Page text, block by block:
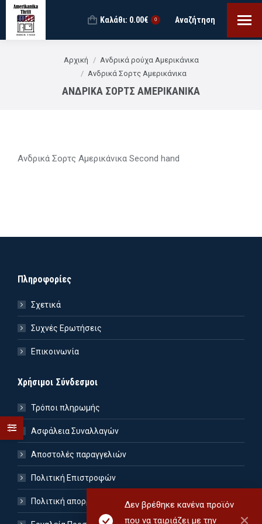
Καλάθι: 0.00€ 0 Search:
Αναζήτηση
You are here:Αρχική
Ανδρικά ρούχα Αμερικάνικα
Ανδρικά Σορτς Αμερικάνικα
ΑΝΔΡΙΚΆ ΣΟΡΤΣ ΑΜΕΡΙΚΆΝΙΚΑ
Ανδρικά Σορτς Αμερικάνικα Second hand
Δεν βρέθηκε κανένα προϊόν
που να ταιριάζει με την
Πληροφορίες
Σχετικά
Συχνές Ερωτήσεις
Επικοινωνία
Χρήσιμοι Σύνδεσμοι
Τρόποι πληρωμής
Ασφάλεια Συναλλαγών
Αποστολές παραγγελιών
Πολιτική Επιστροφών
Πολιτική απορρήτου